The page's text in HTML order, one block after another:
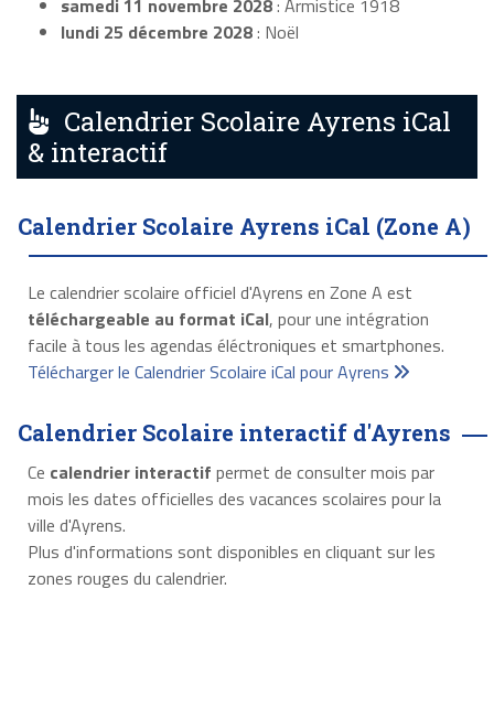
samedi 11 novembre 2028: Armistice 1918
lundi 25 décembre 2028: Noël
Calendrier Scolaire Ayrens iCal
& interactif
Calendrier Scolaire Ayrens iCal (Zone A)
Le calendrier scolaire officiel d'Ayrens en Zone A est
téléchargeable au format iCal, pour une intégration
facile à tous les agendas éléctroniques et smartphones.
Télécharger le Calendrier Scolaire iCal pour Ayrens
Calendrier Scolaire interactif d'Ayrens
Ce calendrier interactif permet de consulter mois par
mois les dates officielles des vacances scolaires pour la
ville d'Ayrens.
Plus d'informations sont disponibles en cliquant sur les
zones rouges du calendrier.